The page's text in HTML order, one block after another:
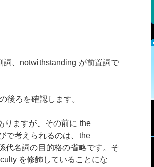
、notwithstanding が前置詞で
後ろを確認します。
りますが、その前に the
で考えられるのは、the
代名詞の目的格の省略です。そ
を修飾していることにな